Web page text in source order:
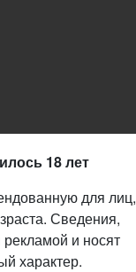
18 лет
для лиц,
Сведения,
и носят
характер.